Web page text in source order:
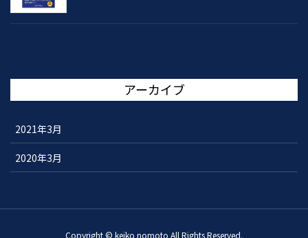
アーカイブ
2021年3月
2020年3月
Copyright © keiko nomoto All Rights Reserved.